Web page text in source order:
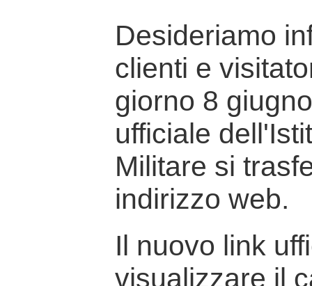
Desideriamo
clienti e
giorno 8
ufficiale
Militare si
indirizzo web.
Il nuovo link
visualizzare il